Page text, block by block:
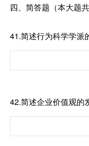
四、简答题（本大题
41.简述行为科学学派
42.简述企业价值观的